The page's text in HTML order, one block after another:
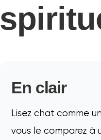
En clair
Lisez chat comme
vous le comparez à